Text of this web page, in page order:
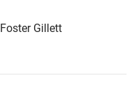
Foster Gillett